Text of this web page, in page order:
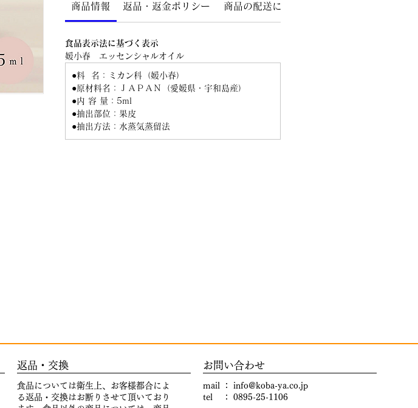
商品情報 返品・返金ポリシー 商品の配送について
食品表示法に基づく表示
媛小春 エッセンシャルオイル
●料 名：ミカン科（媛小春）
●原材料名：ＪＡＰＡＮ（愛媛県・宇和島産）
●内 容 量：5ml
●抽出部位：果皮
●抽出方法：水蒸気蒸留法
返品・交換
食品については衛生上、お客様都合によ
る返品・交換はお断りさせて頂いており
​お問い合わせ
mail ： info@koba-ya.co.jp
tel ： 0895-25-1106